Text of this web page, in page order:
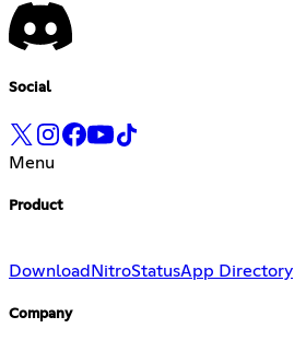
Social
Menu
Product
DownloadNitroStatusApp Directory
Company